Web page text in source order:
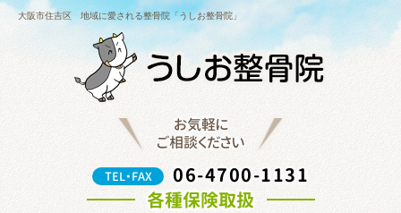
大阪市住吉区 地域に愛される整骨院「うしお整骨院」
お気軽に
ご相談ください
TEL・FAX
06-4700-1131
各種保険取扱